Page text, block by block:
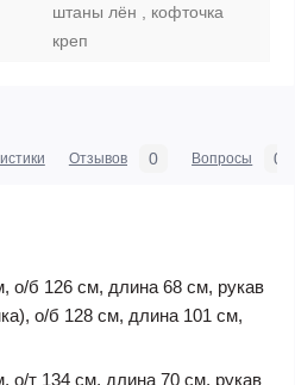
штаны лён , кофточка
креп
Отзывов 0 Вопросы 0
о/б 126 см, длина 68 см, рукав
о/б 128 см, длина 101 см,
о/т 134 см, длина 70 см, рукав